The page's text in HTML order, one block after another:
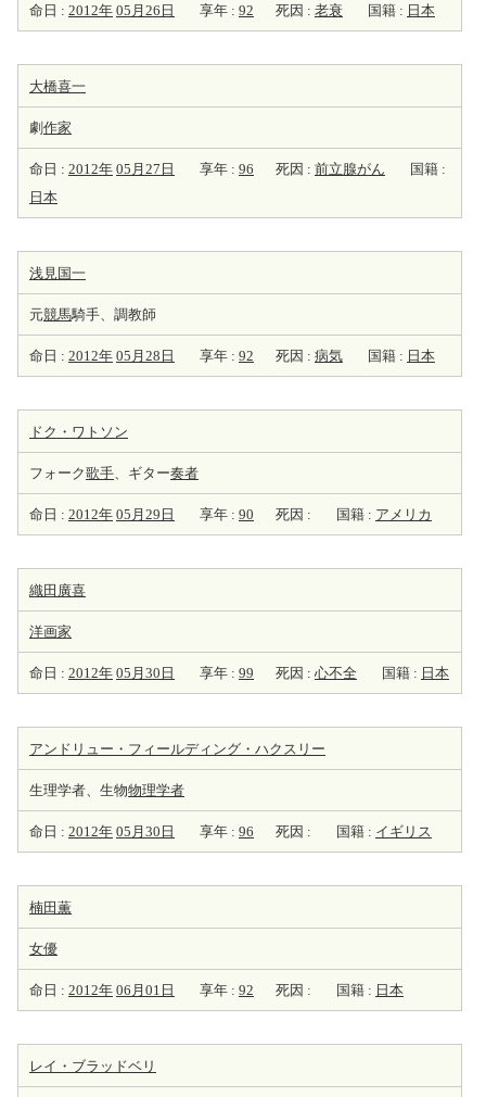
命日 : 2012年 05月26日 享年 : 92 死因 : 老衰 国籍 : 日本
大橋喜一
劇 作家
命日 : 2012年 05月27日 享年 : 96 死因 : 前立腺がん
国籍 :
日本
浅見国一
元競馬騎手、調教師
命日 : 2012年 05月28日 享年 : 92 死因 : 病気 国籍 : 日本
ドク・ワトソン
フォーク歌手、ギター奏者
命日 : 2012年 05月29日 享年 : 90 死因 : 国籍 : アメリカ
織田廣喜
洋画家
命日 : 2012年 05月30日 享年 : 99 死因 : 心不全 国籍 : 日本
アンドリュー・フィールディング・ハクスリー
生理学者、生物物理学者
命日 : 2012年 05月30日 享年 : 96 死因 : 国籍 : イギリス
楠田薫
女優
命日 : 2012年 06月01日 享年 : 92 死因 : 国籍 : 日本
レイ・ブラッドベリ